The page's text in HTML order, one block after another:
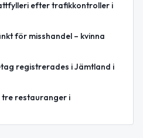
efter trafikkontroller i
för misshandel – kvinna
registrerades i Jämtland i
tre restauranger i